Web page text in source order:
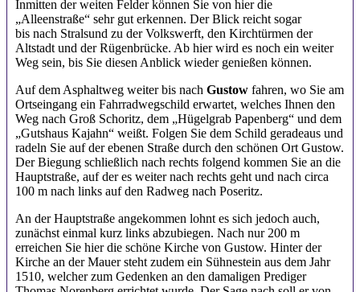
Inmitten der weiten Felder können Sie von hier die
„Alleenstraße“ sehr gut erkennen. Der Blick reicht sogar
bis nach Stralsund zu der Volkswerft, den Kirchtürmen der
Altstadt und der Rügenbrücke. Ab hier wird es noch ein weiter
Weg sein, bis Sie diesen Anblick wieder genießen können.
Auf dem Asphaltweg weiter bis nach Gustow fahren, wo Sie am
Ortseingang ein Fahrradwegschild erwartet, welches Ihnen den
Weg nach Groß Schoritz, dem „Hügelgrab Papenberg“ und dem
„Gutshaus Kajahn“ weißt. Folgen Sie dem Schild geradeaus und
radeln Sie auf der ebenen Straße durch den schönen Ort Gustow.
Der Biegung schließlich nach rechts folgend kommen Sie an die
Hauptstraße, auf der es weiter nach rechts geht und nach circa
100 m nach links auf den Radweg nach Poseritz.
An der Hauptstraße angekommen lohnt es sich jedoch auch,
zunächst einmal kurz links abzubiegen. Nach nur 200 m
erreichen Sie hier die schöne Kirche von Gustow. Hinter der
Kirche an der Mauer steht zudem ein Sühnestein aus dem Jahr
1510, welcher zum Gedenken an den damaligen Prediger